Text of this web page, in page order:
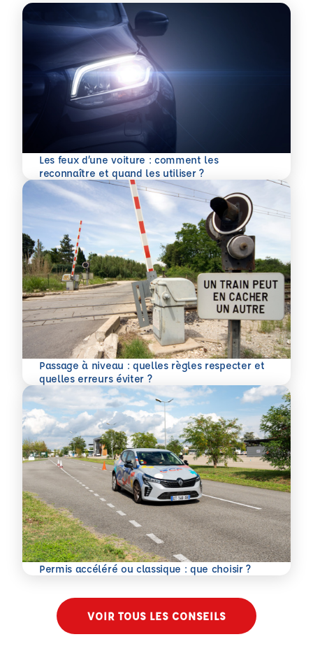
Les feux d’une voiture : comment les
reconnaître et quand les utiliser ?
En savoir plus
Passage à niveau : quelles règles respecter et
quelles erreurs éviter ?
En savoir plus
Permis accéléré ou classique : que choisir ?
En savoir plus
VOIR TOUS LES CONSEILS